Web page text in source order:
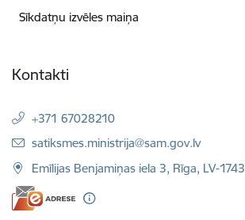
Sīkdatņu izvēles maiņa
Kontakti
+371 67028210
E-pasts:
satiksmes.ministrija@sam.gov.lv
Emīlijas Benjamiņas iela 3, Rīga, LV-1743